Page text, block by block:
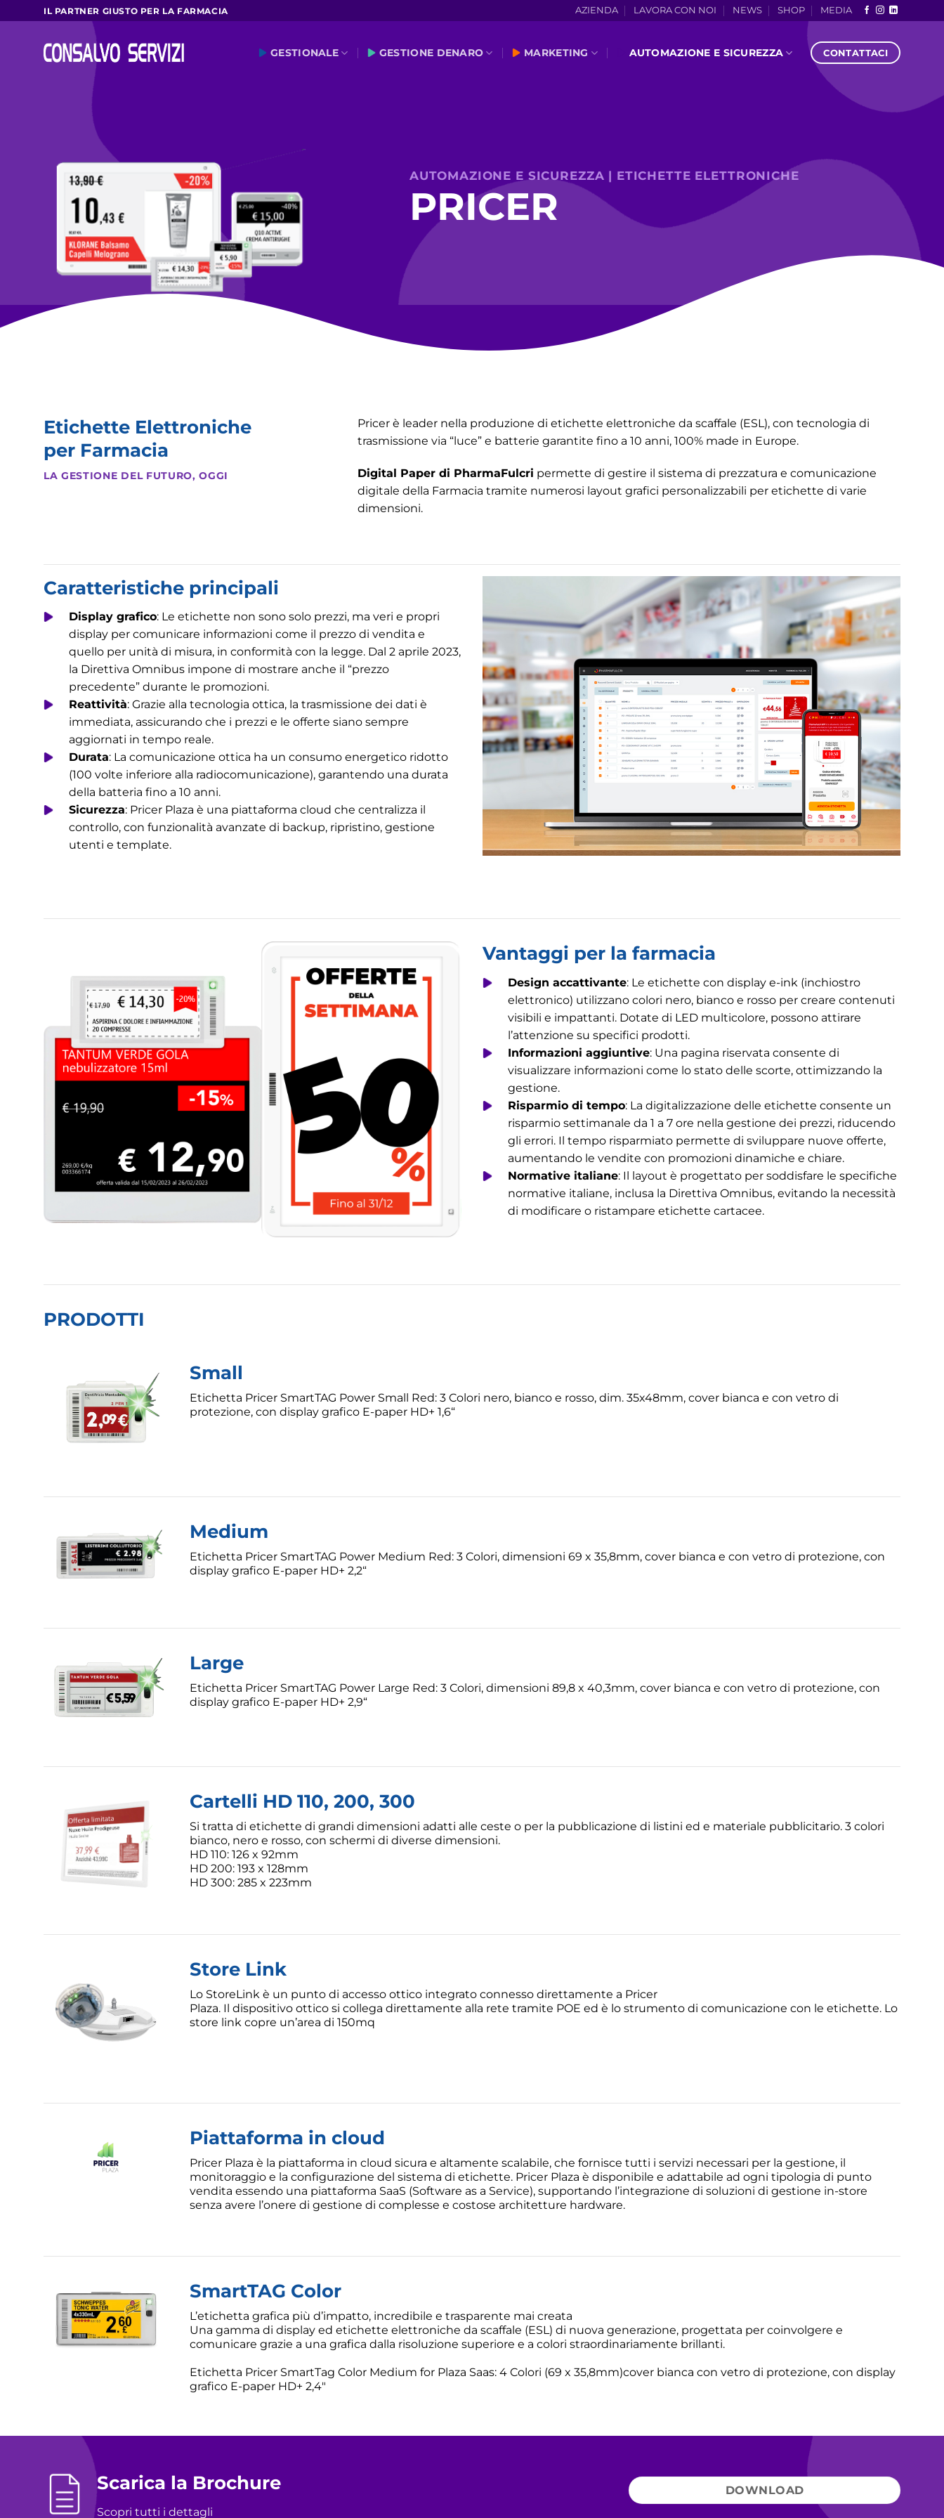
ai
contenuti
IL PARTNER GIUSTO PER LA FARMACIA AZIENDA LAVORA CON NOI NEWS SHOP MEDIA
GESTIONALE GESTIONE DENARO MARKETING AUTOMAZIONE E SICUREZZA CONTATTACI
AUTOMAZIONE E SICUREZZA | ETICHETTE ELETTRONICHE
PRICER
Etichette Elettroniche
per Farmacia
LA GESTIONE DEL FUTURO, OGGI
Pricer è leader nella produzione di etichette elettroniche da scaffale (ESL), con tecnologia di
trasmissione via “luce” e batterie garantite fino a 10 anni, 100% made in Europe.
Digital Paper di PharmaFulcri permette di gestire il sistema di prezzatura e comunicazione
digitale della Farmacia tramite numerosi layout grafici personalizzabili per etichette di varie
dimensioni.
Caratteristiche principali
Display grafico: Le etichette non sono solo prezzi, ma veri e propri
display per comunicare informazioni come il prezzo di vendita e
quello per unità di misura, in conformità con la legge. Dal 2 aprile 2023,
la Direttiva Omnibus impone di mostrare anche il “prezzo
precedente” durante le promozioni.
Reattività: Grazie alla tecnologia ottica, la trasmissione dei dati è
immediata, assicurando che i prezzi e le offerte siano sempre
aggiornati in tempo reale.
Durata: La comunicazione ottica ha un consumo energetico ridotto
(100 volte inferiore alla radiocomunicazione), garantendo una durata
della batteria fino a 10 anni.
Sicurezza: Pricer Plaza è una piattaforma cloud che centralizza il
controllo, con funzionalità avanzate di backup, ripristino, gestione
utenti e template.
Vantaggi per la farmacia
Design accattivante: Le etichette con display e-ink (inchiostro
elettronico) utilizzano colori nero, bianco e rosso per creare contenuti
visibili e impattanti. Dotate di LED multicolore, possono attirare
l’attenzione su specifici prodotti.
Informazioni aggiuntive: Una pagina riservata consente di
visualizzare informazioni come lo stato delle scorte, ottimizzando la
gestione.
Risparmio di tempo: La digitalizzazione delle etichette consente un
risparmio settimanale da 1 a 7 ore nella gestione dei prezzi, riducendo
gli errori. Il tempo risparmiato permette di sviluppare nuove offerte,
aumentando le vendite con promozioni dinamiche e chiare.
Normative italiane: Il layout è progettato per soddisfare le specifiche
normative italiane, inclusa la Direttiva Omnibus, evitando la necessità
di modificare o ristampare etichette cartacee.
PRODOTTI
Small
Etichetta Pricer SmartTAG Power Small Red: 3 Colori nero, bianco e rosso, dim. 35x48mm, cover bianca e con vetro di
protezione, con display grafico E-paper HD+ 1,6“
Medium
Etichetta Pricer SmartTAG Power Medium Red: 3 Colori, dimensioni 69 x 35,8mm, cover bianca e con vetro di protezione, con
display grafico E-paper HD+ 2,2“
Large
Etichetta Pricer SmartTAG Power Large Red: 3 Colori, dimensioni 89,8 x 40,3mm, cover bianca e con vetro di protezione, con
display grafico E-paper HD+ 2,9“
Cartelli HD 110, 200, 300
Si tratta di etichette di grandi dimensioni adatti alle ceste o per la pubblicazione di listini ed e materiale pubblicitario. 3 colori
bianco, nero e rosso, con schermi di diverse dimensioni.
HD 110: 126 x 92mm
HD 200: 193 x 128mm
HD 300: 285 x 223mm
Store Link
Lo StoreLink è un punto di accesso ottico integrato connesso direttamente a Pricer
Plaza. Il dispositivo ottico si collega direttamente alla rete tramite POE ed è lo strumento di comunicazione con le etichette. Lo
store link copre un’area di 150mq
Piattaforma in cloud
Pricer Plaza è la piattaforma in cloud sicura e altamente scalabile, che fornisce tutti i servizi necessari per la gestione, il
monitoraggio e la configurazione del sistema di etichette. Pricer Plaza è disponibile e adattabile ad ogni tipologia di punto
vendita essendo una piattaforma SaaS (Software as a Service), supportando l’integrazione di soluzioni di gestione in-store
senza avere l’onere di gestione di complesse e costose architetture hardware.
SmartTAG Color
L’etichetta grafica più d’impatto, incredibile e trasparente mai creata
Una gamma di display ed etichette elettroniche da scaffale (ESL) di nuova generazione, progettata per coinvolgere e
comunicare grazie a una grafica dalla risoluzione superiore e a colori straordinariamente brillanti.
Etichetta Pricer SmartTag Color Medium for Plaza Saas: 4 Colori (69 x 35,8mm)cover bianca con vetro di protezione, con display
grafico E-paper HD+ 2,4″
Scarica la Brochure
Scopri tutti i dettagli
DOWNLOAD